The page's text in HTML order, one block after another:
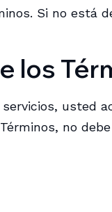
Si no está
los
usted
no